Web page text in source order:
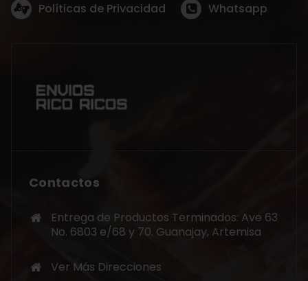
Políticas de Privacidad Whatsapp
Contactos
Entrega de Productos Terminados: Ave 63
No. 6803 e/68 y 70. Guanajay, Artemisa
Ver Más Direcciones